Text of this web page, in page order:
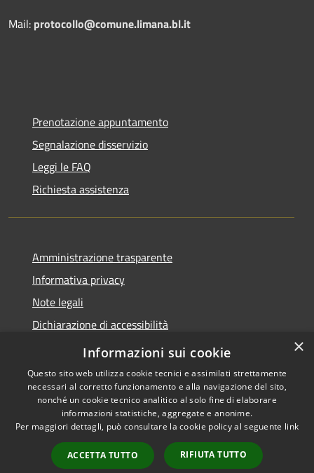
Mail: protocollo@comune.limana.bl.it
Prenotazione appuntamento
Segnalazione disservizio
Leggi le FAQ
Richiesta assistenza
Amministrazione trasparente
Informativa privacy
Note legali
Dichiarazione di accessibilità
Moduli Privacy Amministrazione trasparente
Accessibilità
Copyright © 2026 • Comune di
Limana • Powered by
Municipium•
Accesso
redazione
×
Informazioni sui cookie
Questo sito web utilizza cookie tecnici e assimilati strettamente
necessari al corretto funzionamento e alla navigazione del sito,
nonché un cookie tecnico analitico al solo fine di elaborare
informazioni statistiche, aggregate e anonime.
Per maggiori dettagli, può consultare la cookie policy al seguente link
ACCETTA TUTTO RIFIUTA TUTTO